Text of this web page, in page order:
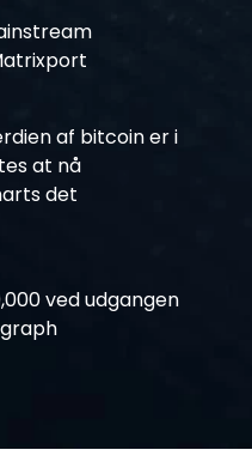
af bitcoin er i
at nå
det
ved udgangen